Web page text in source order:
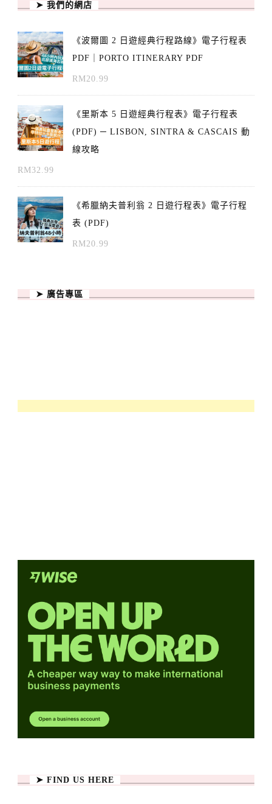
➤ 我們的網店
《波爾圖 2 日遊經典行程路線》電子行程表
PDF｜PORTO ITINERARY PDF
RM20.99
《里斯本 5 日遊經典行程表》電子行程表
(PDF) ─ LISBON, SINTRA & CASCAIS 動
線攻略
RM32.99
《希臘納夫普利翁 2 日遊行程表》電子行程
表 (PDF)
RM20.99
➤ 廣告專區
➤ FIND US HERE